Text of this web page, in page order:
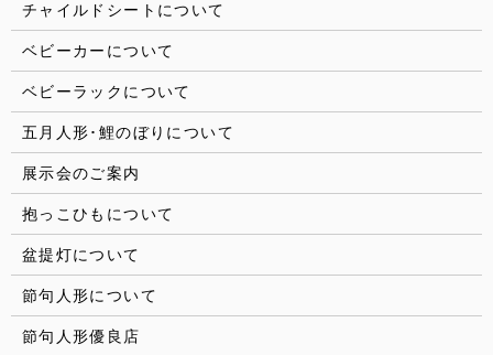
チャイルドシートについて
ベビーカーについて
ベビーラックについて
五月人形･鯉のぼりについて
展示会のご案内
抱っこひもについて
盆提灯について
節句人形について
節句人形優良店